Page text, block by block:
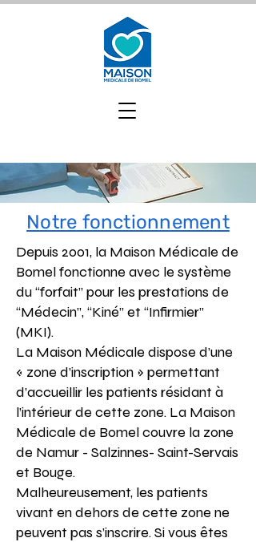
Notre fonctionnement
Depuis 2001, la Maison Médicale de
Bomel fonctionne avec le système
du “forfait” pour les prestations de
“Médecin”, “Kiné” et “Infirmier”
(MKI).
La Maison Médicale dispose d’une
« zone d’inscription » permettant
d’accueillir les patients résidant à
l’intérieur de cette zone. La Maison
Médicale de Bomel couvre la zone
de Namur - Salzinnes- Saint-Servais
et Bouge.
Malheureusement, les patients
vivant en dehors de cette zone ne
peuvent pas s’inscrire. Si vous êtes